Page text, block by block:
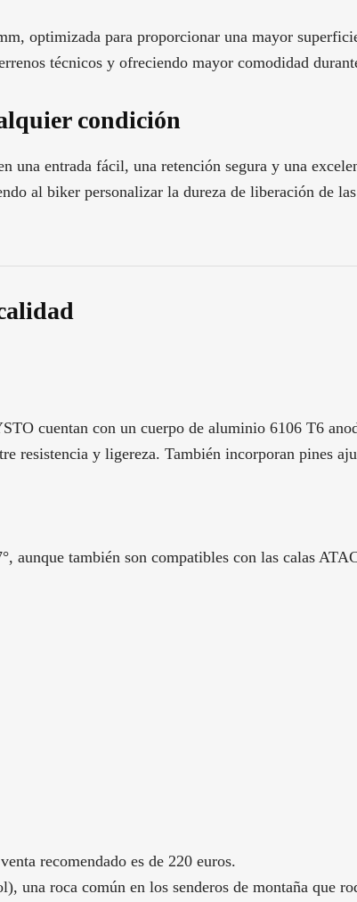
optimizada para proporcionar una mayor
técnicos y ofreciendo mayor comodidad
condición
entrada fácil, una retención segura y una
al biker personalizar la dureza de liberación de
cuentan con un cuerpo de aluminio 6106 T6
resistencia y ligereza. También incorporan pines
aunque también son compatibles con las calas
recomendado es de 220 euros.
una roca común en los senderos de montaña que